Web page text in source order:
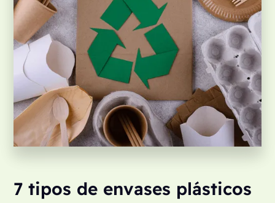
7 tipos de envases plásticos